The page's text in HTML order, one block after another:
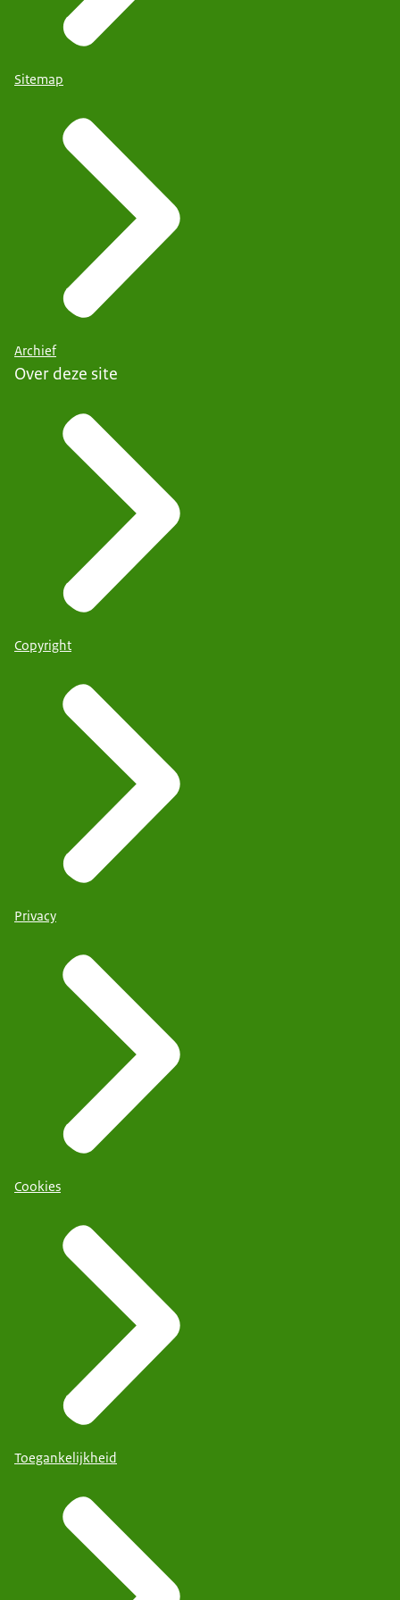
Sitemap
Archief
Over deze site
Copyright
Privacy
Cookies
Toegankelijkheid